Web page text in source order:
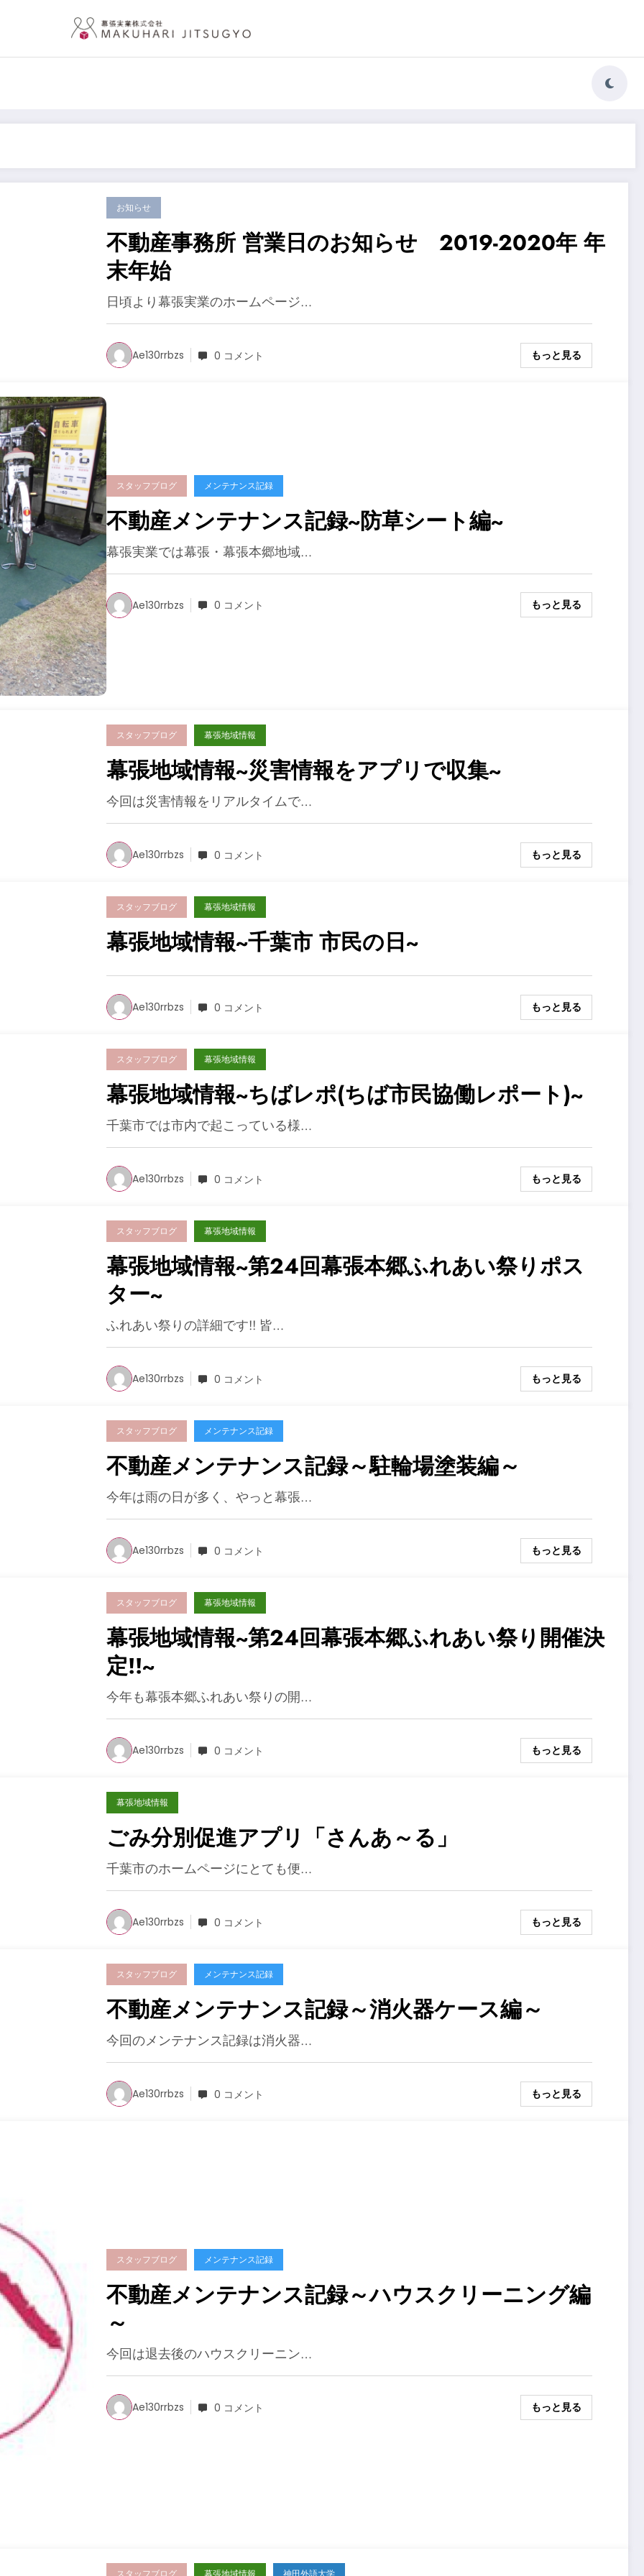
お知らせ
不動産事務所 営業日のお知らせ 2019-2020年 年
末年始
日頃より幕張実業のホームページ…
Ae130rrbzs 0 コメント もっと見る
スタッフブログ メンテナンス記録
不動産メンテナンス記録~防草シート編~
幕張実業では幕張・幕張本郷地域…
Ae130rrbzs 0 コメント もっと見る
スタッフブログ 幕張地域情報
幕張地域情報~災害情報をアプリで収集~
今回は災害情報をリアルタイムで…
Ae130rrbzs 0 コメント もっと見る
スタッフブログ 幕張地域情報
幕張地域情報~千葉市 市民の日~
Ae130rrbzs 0 コメント もっと見る
スタッフブログ 幕張地域情報
幕張地域情報~ちばレポ(ちば市民協働レポート)~
千葉市では市内で起こっている様…
Ae130rrbzs 0 コメント もっと見る
スタッフブログ 幕張地域情報
幕張地域情報~第24回幕張本郷ふれあい祭りポス
ター~
ふれあい祭りの詳細です!! 皆…
Ae130rrbzs 0 コメント もっと見る
スタッフブログ メンテナンス記録
不動産メンテナンス記録～駐輪場塗装編～
今年は雨の日が多く、やっと幕張…
Ae130rrbzs 0 コメント もっと見る
スタッフブログ 幕張地域情報
幕張地域情報~第24回幕張本郷ふれあい祭り開催決
定!!~
今年も幕張本郷ふれあい祭りの開…
Ae130rrbzs 0 コメント もっと見る
幕張地域情報
ごみ分別促進アプリ「さんあ～る」
千葉市のホームページにとても便…
Ae130rrbzs 0 コメント もっと見る
スタッフブログ メンテナンス記録
不動産メンテナンス記録～消火器ケース編～
今回のメンテナンス記録は消火器…
Ae130rrbzs 0 コメント もっと見る
スタッフブログ メンテナンス記録
不動産メンテナンス記録～ハウスクリーニング編
～
今回は退去後のハウスクリーニン…
Ae130rrbzs 0 コメント もっと見る
スタッフブログ 幕張地域情報 神田外語大学